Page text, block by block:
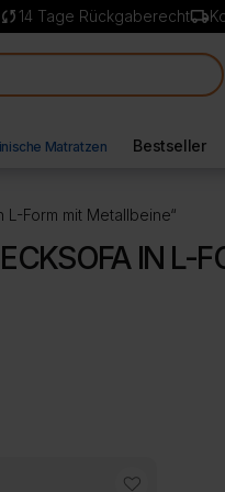
sync 14 Tage Rückgaberechtlocal_shipping
Matratzen Bestseller
Form mit Metallbeine“
IN L-